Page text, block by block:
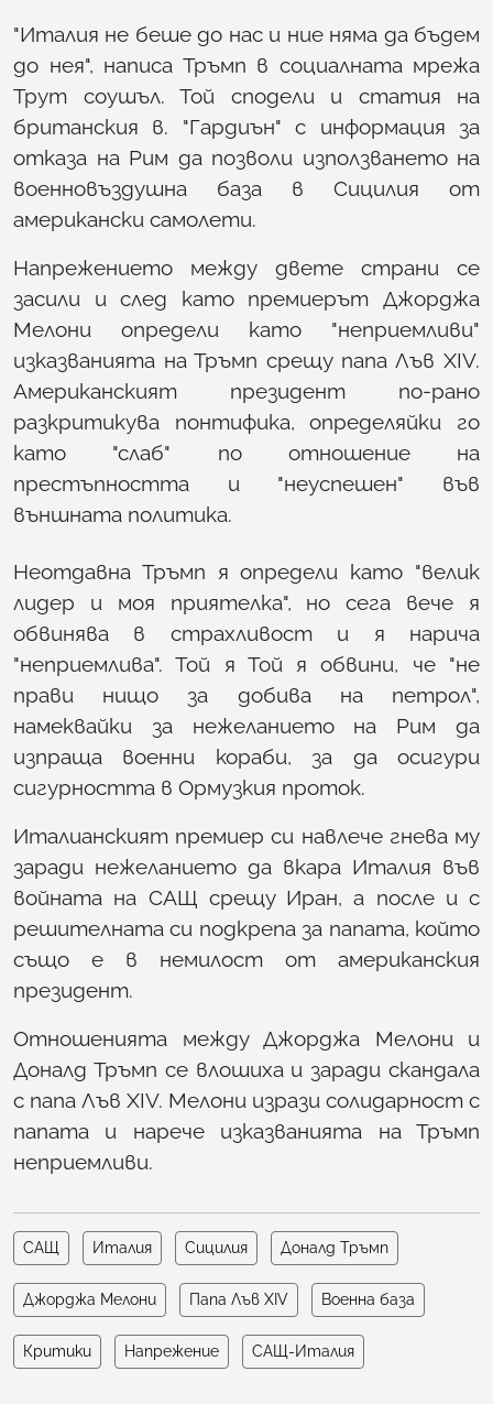
"Италия не беше до нас и ние няма да бъдем
до нея", написа Тръмп в социалната мрежа
Трут соушъл. Той сподели и статия на
британския в. "Гардиън" с информация за
отказа на Рим да позволи използването на
военновъздушна база в Сицилия от
американски самолети.
Напрежението между двете страни се
засили и след като премиерът Джорджа
Мелони определи като "неприемливи"
изказванията на Тръмп срещу папа Лъв XIV.
Американският президент по-рано
разкритикува понтифика, определяйки го
като "слаб" по отношение на
престъпността и "неуспешен" във
външната политика.
Неотдавна Тръмп я определи като "велик
лидер и моя приятелка", но сега вече я
обвинява в страхливост и я нарича
"неприемлива". Той я Той я обвини, че "не
прави нищо за добива на петрол",
намеквайки за нежеланието на Рим да
изпраща военни кораби, за да осигури
сигурността в Ормузкия проток.
Италианският премиер си навлече гнева му
заради нежеланието да вкара Италия във
войната на САЩ срещу Иран, а после и с
решителната си подкрепа за папата, който
също е в немилост от американския
президент.
Отношенията между Джорджа Мелони и
Доналд Тръмп се влошиха и заради скандала
с папа Лъв XIV. Мелони изрази солидарност с
папата и нарече изказванията на Тръмп
неприемливи.
САЩ Италия Сицилия Доналд Тръмп
Джорджа Мелони Папа Лъв XIV Военна база
Критики Напрежение САЩ-Италия